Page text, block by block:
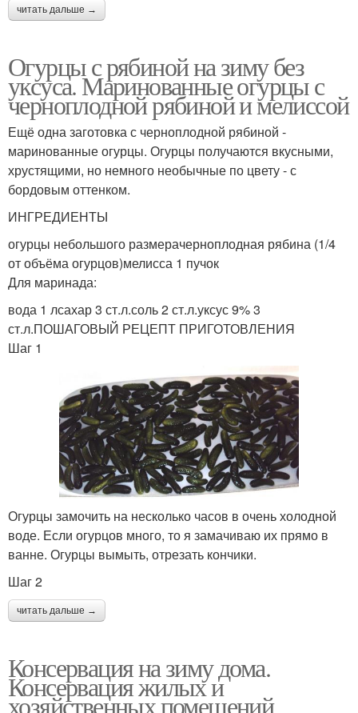
читать дальше →
Огурцы с рябиной на зиму без
уксуса. Маринованные огурцы с
черноплодной рябиной и мелиссой
Ещё одна заготовка с черноплодной рябиной -
маринованные огурцы. Огурцы получаются вкусными,
хрустящими, но немного необычные по цвету - с
бордовым оттенком.
ИНГРЕДИЕНТЫ
огурцы небольшого размерачерноплодная рябина (1/4
от объёма огурцов)мелисса 1 пучок
Для маринада:
вода 1 лсахар 3 ст.л.соль 2 ст.л.уксус 9% 3
ст.л.ПОШАГОВЫЙ РЕЦЕПТ ПРИГОТОВЛЕНИЯ
Шаг 1
Огурцы замочить на несколько часов в очень холодной
воде. Если огурцов много, то я замачиваю их прямо в
ванне. Огурцы вымыть, отрезать кончики.
Шаг 2
читать дальше →
Консервация на зиму дома.
Консервация жилых и
хозяйственных помещений